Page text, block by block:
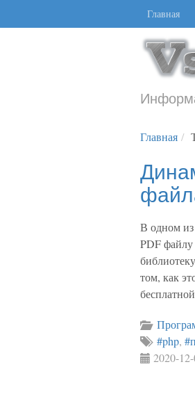
Главная
Главная
В одном из
PDF файлу
библиотеку
том, как
#php,
2020-